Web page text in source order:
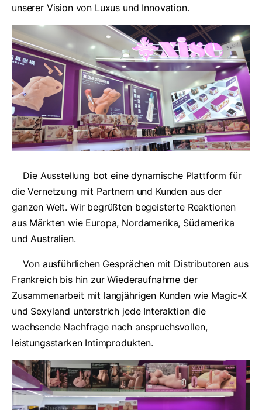
unserer Vision von Luxus und Innovation.
Die Ausstellung bot eine dynamische Plattform für
die Vernetzung mit Partnern und Kunden aus der
ganzen Welt. Wir begrüßten begeisterte Reaktionen
aus Märkten wie Europa, Nordamerika, Südamerika
und Australien.
Von ausführlichen Gesprächen mit Distributoren aus
Frankreich bis hin zur Wiederaufnahme der
Zusammenarbeit mit langjährigen Kunden wie Magic-X
und Sexyland unterstrich jede Interaktion die
wachsende Nachfrage nach anspruchsvollen,
leistungsstarken Intimprodukten.